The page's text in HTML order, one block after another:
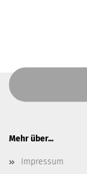
Mehr über...
Impressum